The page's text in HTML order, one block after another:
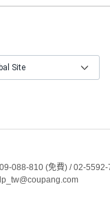
Site
088-810 (免費) / 02-